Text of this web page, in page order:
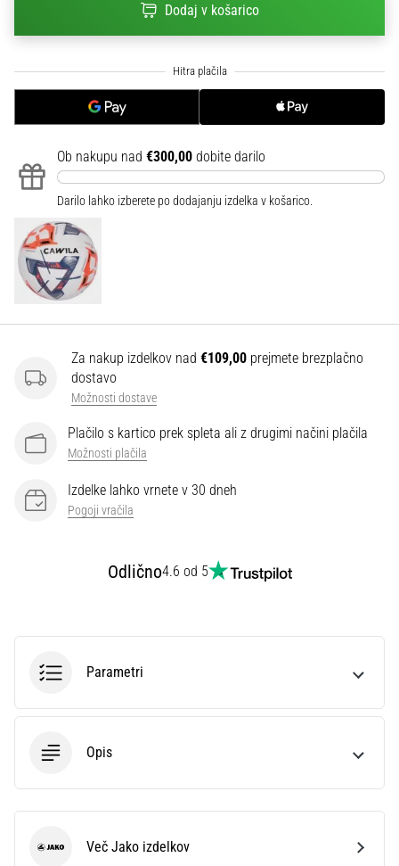
dresi
kopačkami
znamk
adidas
PUMA.
Bodi
vsake
tekme,
gola
in…
vse
članke
Dodaj v košarico
Ob nakupu nad €300,00 dobite darilo
Darilo lahko izberete po dodajanju izdelka v košarico.
Za nakup izdelkov nad €109,00 prejmete brezplačno
dostavo
Možnosti dostave
Plačilo s kartico prek spleta ali z drugimi načini plačila
Možnosti plačila
Izdelke lahko vrnete v 30 dneh
Pogoji vračila
Odlično4.6 od 5
Parametri
Opis
Jako Več Jako izdelkov